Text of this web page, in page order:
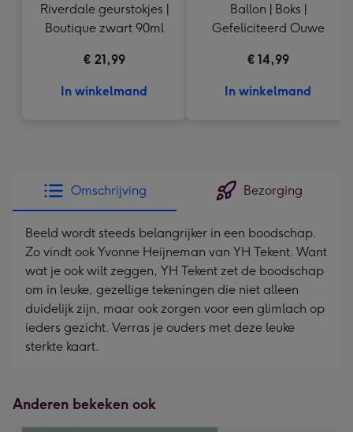
Riverdale geurstokjes |
Boutique zwart 90ml
€ 21,99
In winkelmand
Ballon | Boks |
Gefeliciteerd Ouwe
€ 14,99
In winkelmand
Omschrijving Bezorging
Beeld wordt steeds belangrijker in een boodschap.
Zo vindt ook Yvonne Heijneman van YH Tekent. Want
wat je ook wilt zeggen, YH Tekent zet de boodschap
om in leuke, gezellige tekeningen die niet alleen
duidelijk zijn, maar ook zorgen voor een glimlach op
ieders gezicht. Verras je ouders met deze leuke
sterkte kaart.
Anderen bekeken ook